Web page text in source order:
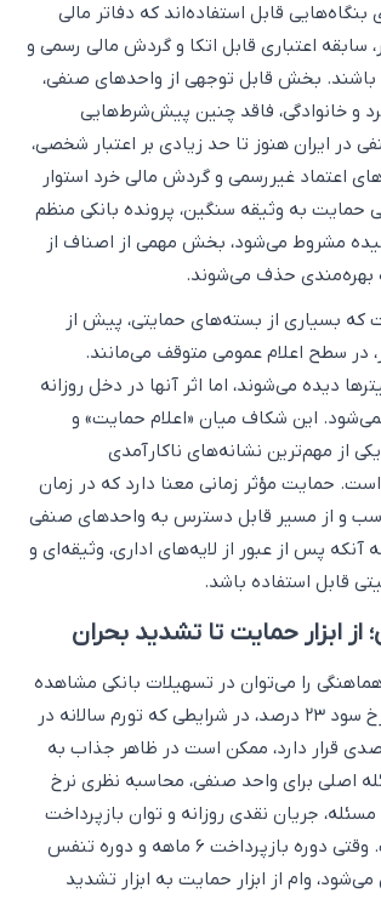
بنگاه‌هایی قابل استفاده‌اند که دفاتر مالی
سابقه اعتباری قابل اتکا و گردش مالی رسمی و
باشند. بخش قابل توجهی از واحدهای صنفی،
و خانوادگی، فاقد چنین پیش‌شرط‌هایی
در ایران هنوز تا حد زیادی بر اعتبار شخصی،
اعتماد غیررسمی و گردش مالی خرد استوار
حمایت به وثیقه سنگین، پرونده بانکی منظم
مشروط می‌شود، بخش مهمی از اصناف از
بهره‌مندی حذف می‌شوند.
بسیاری از بسته‌های حمایتی، پیش از
در سطح اعلام عمومی متوقف می‌مانند.
دیده می‌شوند، اما اثر آنها در دخل روزانه
این شکاف میان «اعلام حمایت» و
از مهم‌ترین نشانه‌های ناکارآمدی
حمایت مؤثر زمانی معنا دارد که در زمان
و از مسیر قابل دسترس به واحدهای صنفی
آنکه پس از عبور از لایه‌های اداری، وثیقه‌ای و
قابل استفاده باشد.
از ابزار حمایت تا تشدید بحران
را می‌توان در تسهیلات بانکی مشاهده
کرد. طرح‌هایی با نرخ سود ۲۳ درصد، در شرایطی که تورم سالانه در
۴۵ تا ۵۰ درصدی قرار دارد، ممکن است در ظاهر جذاب به
اصلی برای واحد صنفی، محاسبه نظری نرخ
جریان نقدی روزانه و توان بازپرداخت
در کوتاه‌مدت است. وقتی دوره بازپرداخت ۶ ماهه و دوره تنفس
می‌شود، وام از ابزار حمایت به ابزار تشدید